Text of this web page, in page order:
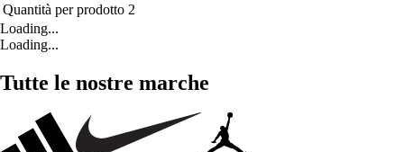
Quantità per prodotto 2
Loading...
Loading...
Tutte le nostre marche